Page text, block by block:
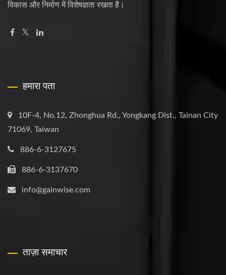
विकास और निर्माण में विशेषज्ञता रखता है।
हमारा पता
10F-4, No.12, Zhonghua Rd., Yongkang Dist., Tainan City
71069, Taiwan
886-6-3127675
886-6-3137670
info@gainwise.com
ताज़ा समाचार